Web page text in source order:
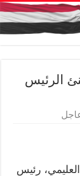
الرئيس
رئيس